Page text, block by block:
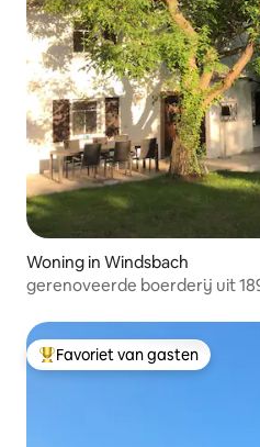
Woning in Windsbach
gerenoveerde boerderij uit
Topfavoriet van gasten
Favoriet van gasten